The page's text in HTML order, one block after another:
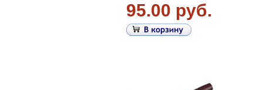
95.00 руб.